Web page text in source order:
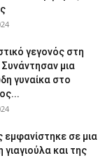
γεγονός στη
μια
γυναίκα στο
εμφανίστηκε σε μια
γιαγιούλα και της